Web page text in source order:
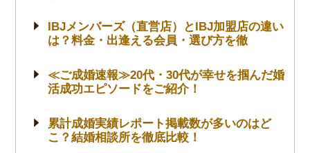
IBJメンバーズ（直営店）とIBJ加盟店の違い
は？料金・出逢える会員・選び方を徹
≪ご成婚速報≫20代・30代が幸せを掴んだ婚
活成功エピソードをご紹介！
累計成婚実績レポート掲載数が多いのはど
こ？結婚相談所を徹底比較！